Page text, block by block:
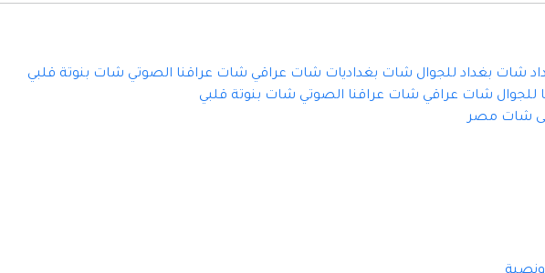
شات بغداد للجوال شات بغداديات شات عراقي شات عراقنا الصوتي شات بنوتة قلبي
للجوال شات عراقي شات عراقنا الصوتي شات بنوتة قلبي
شات مصر